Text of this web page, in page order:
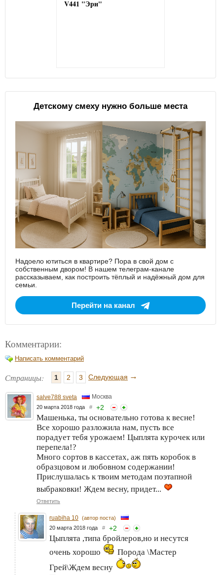
V441 "Эри"
Детскому смеху нужно больше места
Надоело ютиться в квартире? Пора в свой дом с
собственным двором! В нашем телеграм-канале
рассказываем, как построить тёплый и надёжный дом для
семьи.
Перейти на канал
Комментарии:
Написать комментарий
Страницы: 1 2 3 Следующая →
salve788 sveta Москва
20 марта 2018 года # +2
Машенька, ты основательно готова к весне!
Все хорошо разложила нам, пусть все
порадует тебя урожаем! Цыплята курочек или
перепела!?
Много сортов в кассетах, аж пять коробок в
образцовом и любовном содержании!
Прислушалась к твоим методам поэтапной
выбраковки! Ждем весну, придет...
Ответить
ruabiha 10 (автор поста)
20 марта 2018 года # +2
Цыплята ,типа бройлеров,но и несутся
очень хорошо
Порода \Мастер
Грей\Ждем весну